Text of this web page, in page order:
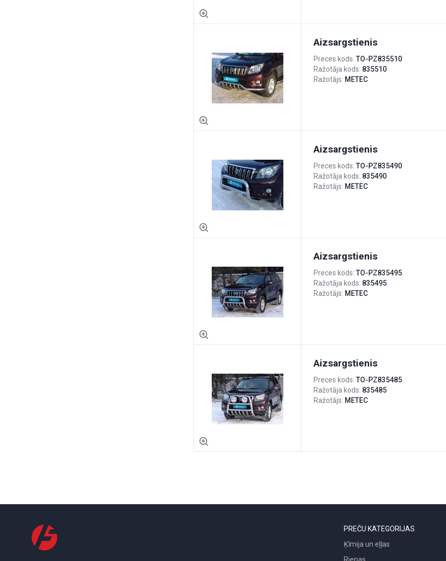
Aizsargstienis
Preces kods: TO-PZ835510
Ražotāja kods: 835510
Ražotājs: METEC
Aizsargstienis
Preces kods: TO-PZ835490
Ražotāja kods: 835490
Ražotājs: METEC
Aizsargstienis
Preces kods: TO-PZ835495
Ražotāja kods: 835495
Ražotājs: METEC
Aizsargstienis
Preces kods: TO-PZ835485
Ražotāja kods: 835485
Ražotājs: METEC
PREČU KATEGORIJAS
Ķīmija un eļļas